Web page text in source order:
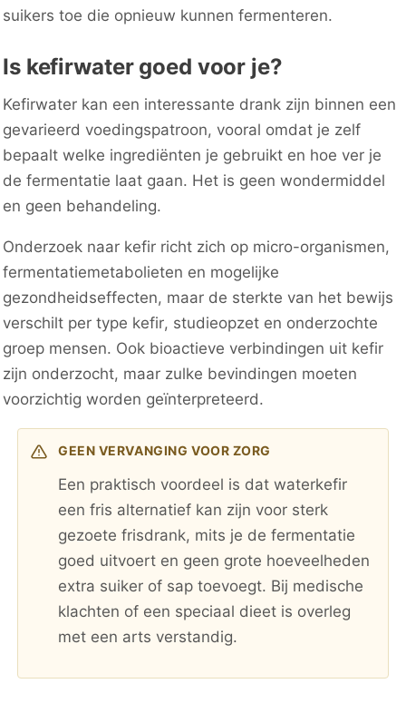
suikers toe die opnieuw kunnen fermenteren.
Is kefirwater goed voor je?
Kefirwater kan een interessante drank zijn binnen een
gevarieerd voedingspatroon, vooral omdat je zelf
bepaalt welke ingrediënten je gebruikt en hoe ver je
de fermentatie laat gaan. Het is geen wondermiddel
en geen behandeling.
Onderzoek naar kefir richt zich op micro-organismen,
fermentatiemetabolieten en mogelijke
gezondheidseffecten, maar de sterkte van het bewijs
verschilt per type kefir, studieopzet en onderzochte
groep mensen. Ook bioactieve verbindingen uit kefir
zijn onderzocht, maar zulke bevindingen moeten
voorzichtig worden geïnterpreteerd.
GEEN VERVANGING VOOR ZORG
Een praktisch voordeel is dat waterkefir
een fris alternatief kan zijn voor sterk
gezoete frisdrank, mits je de fermentatie
goed uitvoert en geen grote hoeveelheden
extra suiker of sap toevoegt. Bij medische
klachten of een speciaal dieet is overleg
met een arts verstandig.